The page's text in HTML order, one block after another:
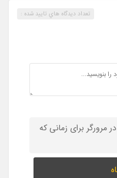
تعداد ديدگاه هاي تاييد شده :
مرورگر برای زمانی که